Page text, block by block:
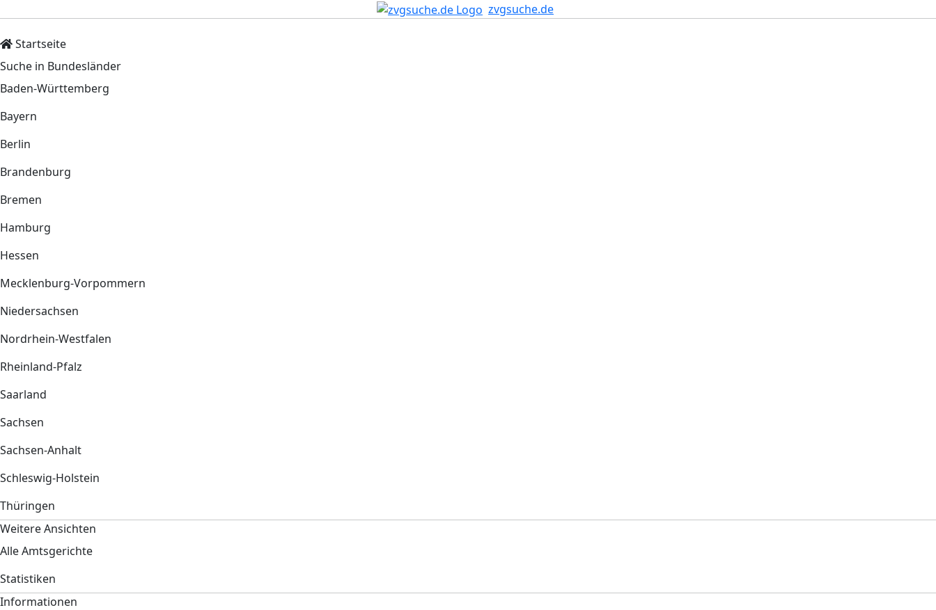
zvgsuche.de
Startseite
Suche in Bundesländer
Baden-Württemberg
Bayern
Berlin
Brandenburg
Bremen
Hamburg
Hessen
Mecklenburg-Vorpommern
Niedersachsen
Nordrhein-Westfalen
Rheinland-Pfalz
Saarland
Sachsen
Sachsen-Anhalt
Schleswig-Holstein
Thüringen
Weitere Ansichten
Alle Amtsgerichte
Statistiken
Informationen